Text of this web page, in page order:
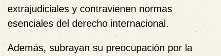
extrajudiciales y contravienen normas
esenciales del derecho internacional.
Además, subrayan su preocupación por la